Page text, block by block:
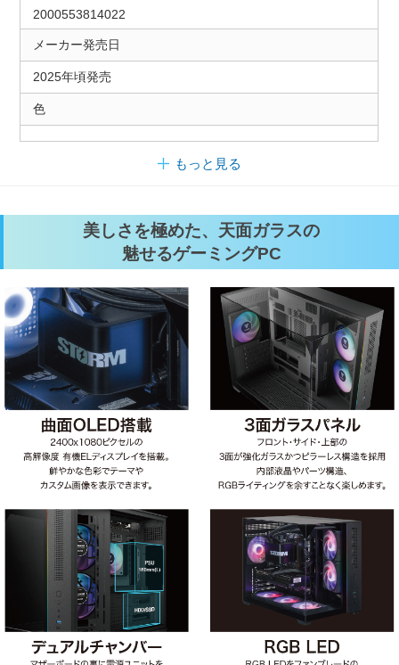
2000553814022
メーカー発売日
2025年頃発売
色
もっと見る
美しさを極めた、天面ガラスの
魅せるゲーミングPC